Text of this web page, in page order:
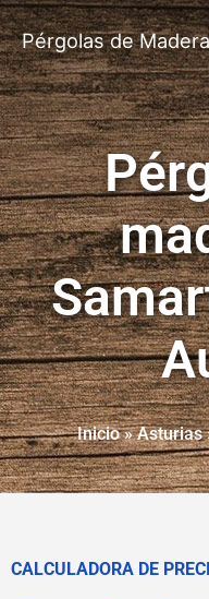
Pérgolas de Madera
Inicio»Asturias
CALCULADORA DE